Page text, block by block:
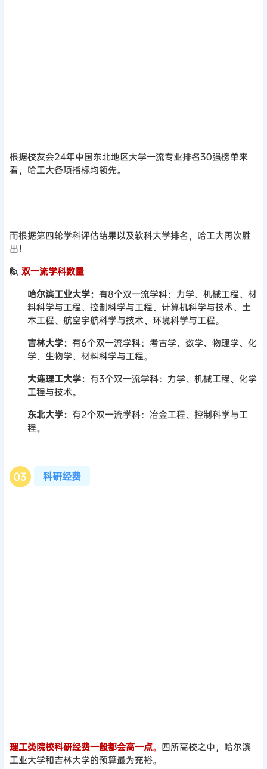
根据校友会24年中国东北地区大学一流专业排名30强榜单来
看，哈工大各项指标均领先。
而根据第四轮学科评估结果以及软科大学排名，哈工大再次胜
出！
🙋 双一流学科数量
哈尔滨工业大学： 有8个双一流学科：力学、机械工程、材
料科学与工程、控制科学与工程、计算机科学与技术、土
木工程、航空宇航科学与技术、环境科学与工程。
吉林大学： 有6个双一流学科：考古学、数学、物理学、化
学、生物学、材料科学与工程。
大连理工大学： 有3个双一流学科：力学、机械工程、化学
工程与技术。
东北大学： 有2个双一流学科：冶金工程、控制科学与工
程。
03 科研经费
理工类院校科研经费一般都会高一点。 四所高校之中，哈尔滨
工业大学和吉林大学的预算最为充裕。